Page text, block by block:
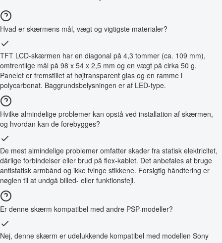
Hvad er skærmens mål, vægt og vigtigste materialer?
TFT LCD-skærmen har en diagonal på 4,3 tommer (ca. 109 mm),
omtrentlige mål på 98 x 54 x 2,5 mm og en vægt på cirka 50 g.
Panelet er fremstillet af højtransparent glas og en ramme i
polycarbonat. Baggrundsbelysningen er af LED-type.
Hvilke almindelige problemer kan opstå ved installation af skærmen,
og hvordan kan de forebygges?
De mest almindelige problemer omfatter skader fra statisk elektricitet,
dårlige forbindelser eller brud på flex-kablet. Det anbefales at bruge
antistatisk armbånd og ikke tvinge stikkene. Forsigtig håndtering er
nøglen til at undgå billed- eller funktionsfejl.
Er denne skærm kompatibel med andre PSP-modeller?
Nej, denne skærm er udelukkende kompatibel med modellen Sony